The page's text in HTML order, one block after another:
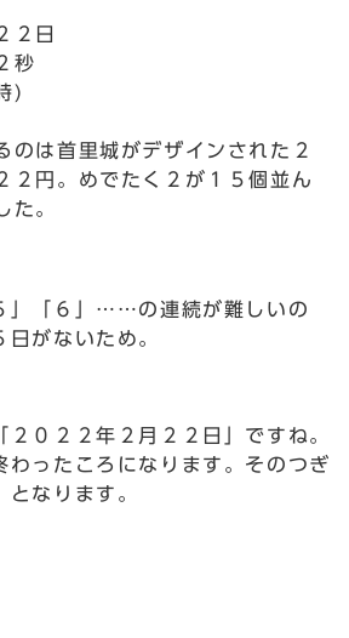
２日
秒
)
のは首里城がデザインされた２
２円。めでたく２が１５個並ん
た。
」「６」……の連続が難しいの
日がないため。
２０２２年２月２２日」ですね。
わったころになります。そのつぎ
なります。